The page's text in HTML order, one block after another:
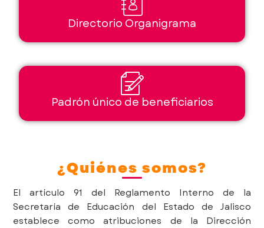
Directorio Organigrama
Padrón único de beneficiarios
¿Quiénes somos?
El artículo 91 del Reglamento Interno de la
Secretaría de Educación del Estado de Jalisco
establece como atribuciones de la Dirección